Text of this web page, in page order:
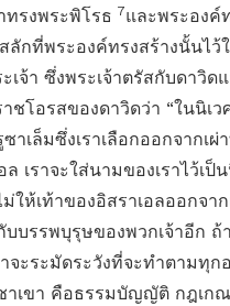
ทรงพระพิโรธ 7และพระองค์
ลักที่พระองค์ทรงสร้างนั้นไว้
เจ้า ซึ่งพระเจ้าตรัสกับดาวิด
ชโอรสของดาวิดว่า “ในนิเ
ซาเล็มซึ่งเราเลือกออกจากเ
ล เราจะใส่นามของเราไว้เป็
ม่ให้เท้าของอิสราเอลออกจา
บบรรพบุรุษของพวกเจ้าอีก ถ้
จะระมัดระวังที่จะทำตามทุกอ
าเขา คือธรรมบัญญัติ กฎเก